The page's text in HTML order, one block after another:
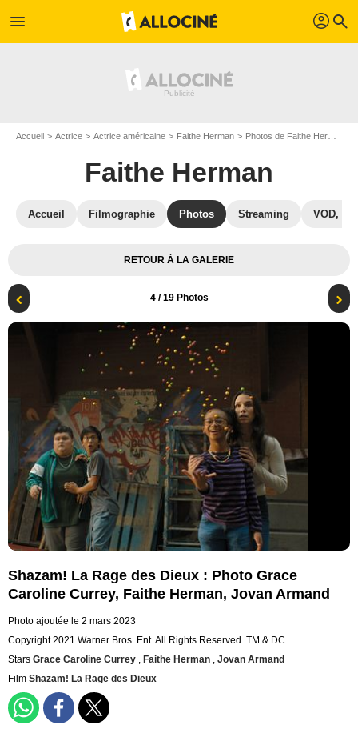
menu profil search
Accueil Actrice Actrice américaine Faithe Herman Photos de Faithe Herman
Faithe Herman
Accueil Filmographie Photos Streaming VOD,
RETOUR À LA GALERIE
4/ 19 Photos
Shazam! La Rage des Dieux : Photo Grace
Caroline Currey, Faithe Herman, Jovan Armand
Photo ajoutée le 2 mars 2023
Copyright 2021 Warner Bros. Ent. All Rights Reserved. TM & DC
Stars Grace Caroline Currey , Faithe Herman , Jovan Armand
Film Shazam! La Rage des Dieux